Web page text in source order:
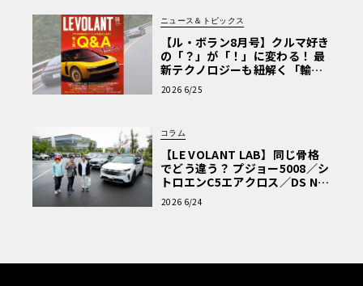
ニュース＆トピックス
【ル・ボラン8月号】クルマ好き
の「？」が「！」に変わる！ 最
新テクノロジーも紐解く「輸入
車Q&A」
2026 6/25
コラム
【LE VOLANT LAB】同じ骨格
でどう違う？ プジョー5008／シ
トロエンC5エアクロス／DS Nº4
読者一気乗りレポート
2026 6/24